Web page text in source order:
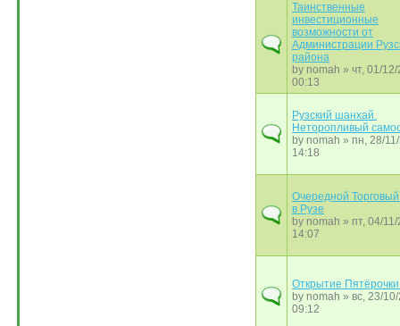
Таинственные
инвестиционные
возможности от
Администрации
района
by nomah » чт, 01/
00:13
Рузский шанхай.
Неторопливый
by nomah » пн, 28/
14:18
Очередной
в Рузе
by nomah » пт, 04/
14:07
Открытие
by nomah » вс, 23/
09:12